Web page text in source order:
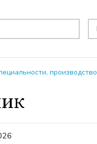
производство